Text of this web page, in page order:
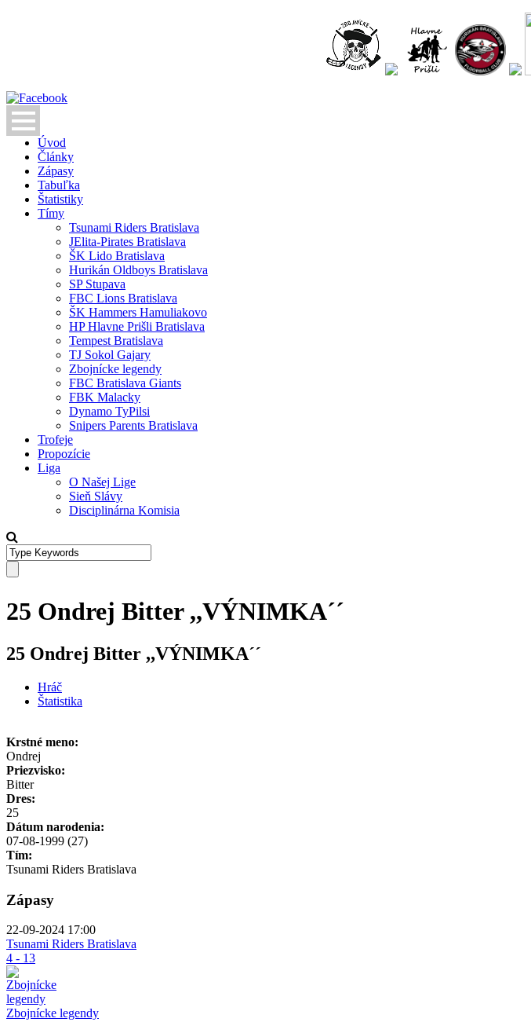
Úvod
Články
Zápasy
Tabuľka
Štatistiky
Tímy
Tsunami Riders Bratislava
JElita-Pirates Bratislava
ŠK Lido Bratislava
Hurikán Oldboys Bratislava
SP Stupava
FBC Lions Bratislava
ŠK Hammers Hamuliakovo
HP Hlavne Prišli Bratislava
Tempest Bratislava
TJ Sokol Gajary
Zbojnícke legendy
FBC Bratislava Giants
FBK Malacky
Dynamo TyPilsi
Snipers Parents Bratislava
Trofeje
Propozície
Liga
O Našej Lige
Sieň Slávy
Disciplinárna Komisia
25 Ondrej Bitter ,,VÝNIMKA´´
25 Ondrej Bitter ,,VÝNIMKA´´
Hráč
Štatistika
Krstné meno:
Ondrej
Priezvisko:
Bitter
Dres:
25
Dátum narodenia:
07-08-1999 (27)
Tím:
Tsunami Riders Bratislava
Zápasy
22-09-2024 17:00
Tsunami Riders Bratislava
4 - 13
Zbojnícke legendy